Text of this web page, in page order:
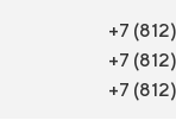
+7
+7
+7